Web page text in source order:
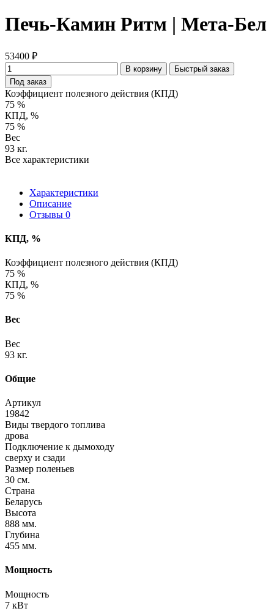
Печь-Камин Ритм | Мета-Бел
53400 ₽
В корзину
Быстрый заказ
Под заказ
Коэффициент полезного действия (КПД)
75 %
КПД, %
75 %
Вес
93 кг.
Все характеристики
Характеристики
Описание
Отзывы 0
КПД, %
Коэффициент полезного действия (КПД)
75 %
КПД, %
75 %
Вес
Вес
93 кг.
Общие
Артикул
19842
Виды твердого топлива
дрова
Подключение к дымоходу
сверху и сзади
Размер поленьев
30 см.
Страна
Беларусь
Высота
888 мм.
Глубина
455 мм.
Мощность
Мощность
7 кВт